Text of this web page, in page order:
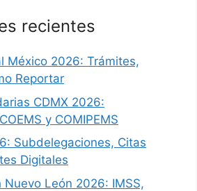
recientes
México 2026: Trámites,
Reportar
CDMX 2026:
y COMIPEMS
Subdelegaciones, Citas
Digitales
Nuevo León 2026: IMSS,